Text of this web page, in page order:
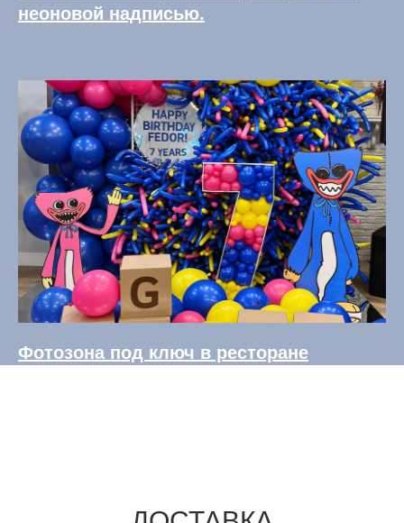
неоновой надписью.
Фотозона под ключ в ресторане